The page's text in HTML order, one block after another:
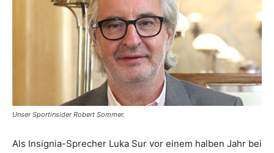
Unser Sportinsider Robert Sommer.
Als Insignia-Sprecher Luka Sur vor einem halben Jahr bei